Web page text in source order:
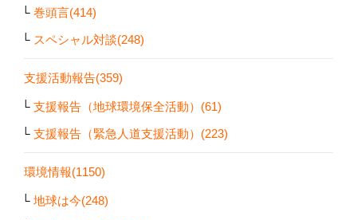
巻頭言(414)
スペシャル対談(248)
支援活動報告(359)
支援報告（地球環境保全活動）(61)
支援報告（緊急人道支援活動）(223)
環境情報(1150)
地球は今(248)